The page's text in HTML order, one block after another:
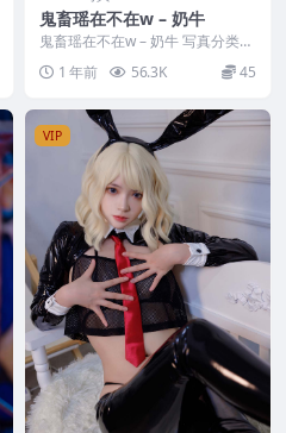
鬼畜瑶在不在w – 奶牛
鬼畜瑶在不在w – 奶牛 写真分类：
唯美，参与模特：鬼畜瑶在不在
[资源大小]：...
1 年前 56.3K 45
VIP